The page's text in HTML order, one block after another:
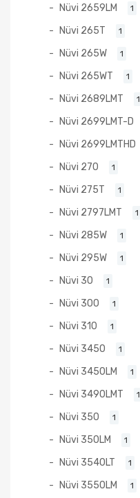
Nüvi 2659LM 1
Nüvi 265T 1
Nüvi 265W 1
Nüvi 265WT 1
Nüvi 2689LMT 1
Nüvi 2699LMT-D
Nüvi 2699LMTHD
Nüvi 270 1
Nüvi 275T 1
Nüvi 2797LMT 1
Nüvi 285W 1
Nüvi 295W 1
Nüvi 30 1
Nüvi 300 1
Nüvi 310 1
Nüvi 3450 1
Nüvi 3450LM 1
Nüvi 3490LMT 1
Nüvi 350 1
Nüvi 350LM 1
Nüvi 3540LT 1
Nüvi 3550LM 1